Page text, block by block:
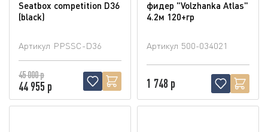
Seatbox competition D36
(blaсk)
Артикул PPSSC-D36
45 000 р
44 955 р
фидер "Volzhanka Atlas"
4.2м 120+гр
Артикул 500-034021
1 748 р